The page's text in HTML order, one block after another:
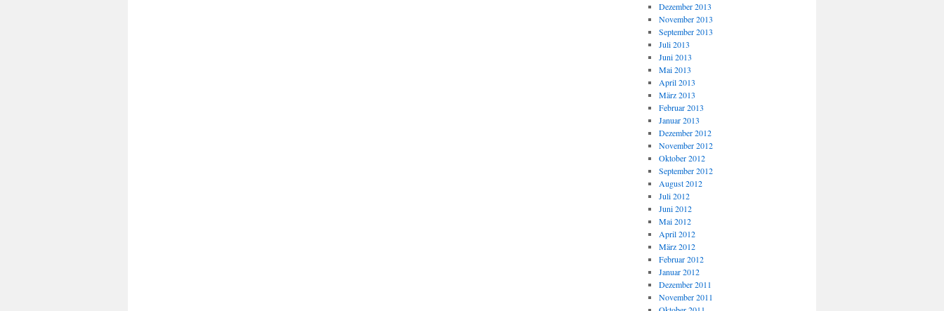
Dezember 2013
November 2013
September 2013
Juli 2013
Juni 2013
Mai 2013
April 2013
März 2013
Februar 2013
Januar 2013
Dezember 2012
November 2012
Oktober 2012
September 2012
August 2012
Juli 2012
Juni 2012
Mai 2012
April 2012
März 2012
Februar 2012
Januar 2012
Dezember 2011
November 2011